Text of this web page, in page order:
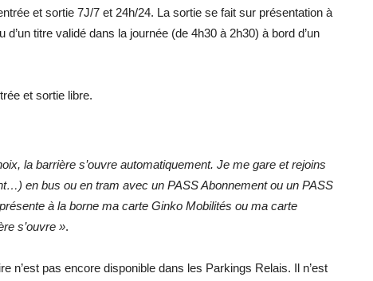
et sortie 7J/7 et 24h/24. La sortie se fait sur présentation à
titre validé dans la journée (de 4h30 à 2h30) à bord d’un
et sortie libre.
la barrière s’ouvre automatiquement. Je me gare et rejoins
en bus ou en tram avec un PASS Abonnement ou un PASS
à la borne ma carte Ginko Mobilités ou ma carte
s’ouvre ».
n’est pas encore disponible dans les Parkings Relais. Il n’est